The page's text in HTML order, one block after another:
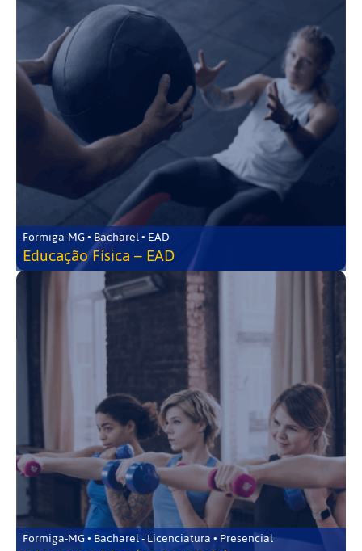
Formiga-MG • Bacharel • EAD
Educação Física – EAD
Formiga-MG • Bacharel - Licenciatura • Presencial